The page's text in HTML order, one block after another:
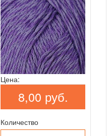
Цена:
8,00 руб.
Количество